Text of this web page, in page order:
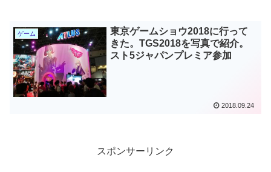
ゲーム
東京ゲームショウ2018に行って
きた。TGS2018を写真で紹介。
スト5ジャパンプレミア参加
2018.09.24
スポンサーリンク